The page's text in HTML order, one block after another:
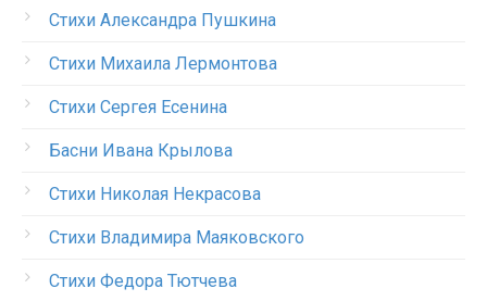
Стихи Александра Пушкина
Стихи Михаила Лермонтова
Стихи Сергея Есенина
Басни Ивана Крылова
Стихи Николая Некрасова
Стихи Владимира Маяковского
Стихи Федора Тютчева